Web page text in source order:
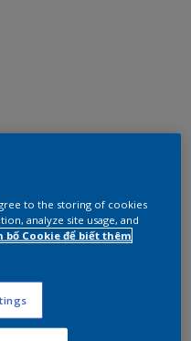
to the storing of cookies
analyze site usage, and
bố Cookie để biết thêm